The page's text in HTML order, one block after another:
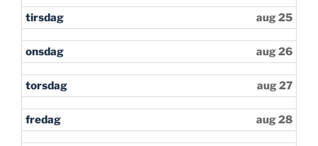
tirsdag aug 25
onsdag aug 26
torsdag aug 27
fredag aug 28